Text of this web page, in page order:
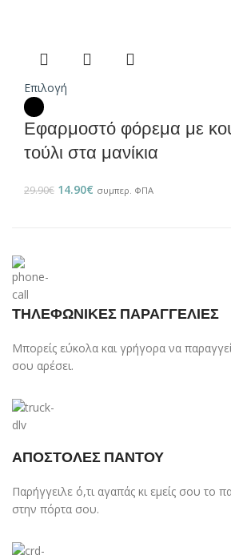
Επιλογή
Εφαρμοστό φόρεμα με
τούλι στα μανίκια
29.90€ 14.90€ συμπερ. ΦΠΑ
ΤΗΛΕΦΩΝΙΚΕΣ ΠΑΡΑΓΓΕΛΙΕΣ
Μπορείς εύκολα και γρήγορα να
σου αρέσει.
ΑΠΟΣΤΟΛΕΣ ΠΑΝΤΟΥ
Παρήγγειλε ό,τι αγαπάς κι εμείς σου το
στην πόρτα σου.